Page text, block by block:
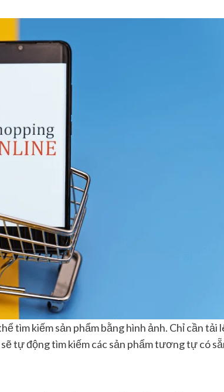
tìm kiếm sản phẩm bằng hình ảnh. Chỉ cần tải
tự động tìm kiếm các sản phẩm tương tự có